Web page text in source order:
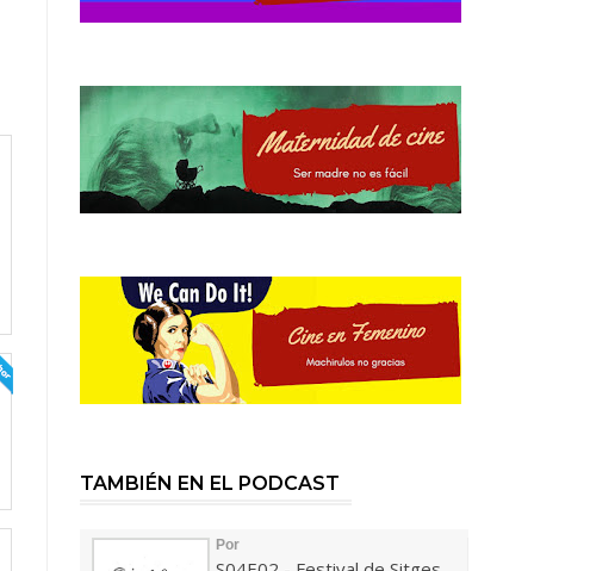
TAMBIÉN EN EL PODCAST